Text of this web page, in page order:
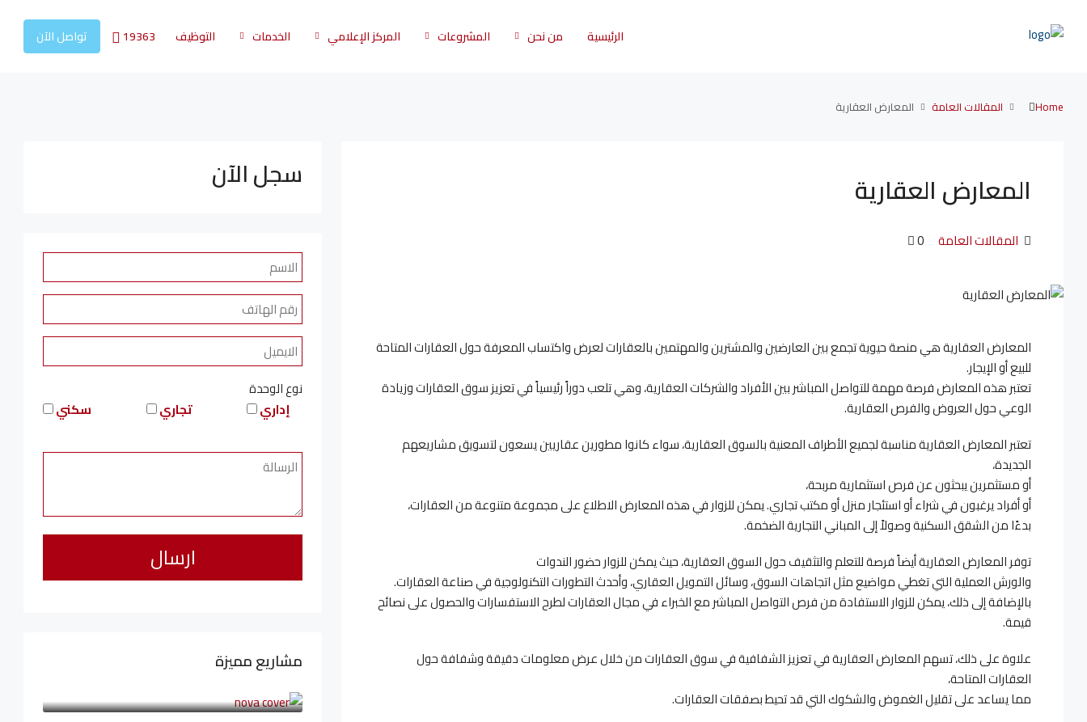
الرئيسية من نحن المشروعات المركز الإعلامي الخدمات التوظيف 19363 تواصل الآن
Home المقالات العامة المعارض العقارية
المعارض العقارية
المقالات العامة 0
المعارض العقارية هي منصة حيوية تجمع بين العارضين والمشترين والمهتمين بالعقارات لعرض واكتساب المعرفة حول العقارات المتاحة
للبيع أو الإيجار.
تعتبر هذه المعارض فرصة مهمة للتواصل المباشر بين الأفراد والشركات العقارية، وهي تلعب دوراً رئيسياً في تعزيز سوق العقارات وزيادة
الوعي حول العروض والفرص العقارية.
تعتبر المعارض العقارية مناسبة لجميع الأطراف المعنية بالسوق العقارية، سواء كانوا مطورين عقاريين يسعون لتسويق مشاريعهم
الجديدة،
أو مستثمرين يبحثون عن فرص استثمارية مربحة،
أو أفراد يرغبون في شراء أو استئجار منزل أو مكتب تجاري. يمكن للزوار في هذه المعارض الاطلاع على مجموعة متنوعة من العقارات،
بدءًا من الشقق السكنية وصولاً إلى المباني التجارية الضخمة.
توفر المعارض العقارية أيضاً فرصة للتعلم والتثقيف حول السوق العقارية، حيث يمكن للزوار حضور الندوات
والورش العملية التي تغطي مواضيع مثل اتجاهات السوق، وسائل التمويل العقاري، وأحدث التطورات التكنولوجية في صناعة العقارات.
بالإضافة إلى ذلك، يمكن للزوار الاستفادة من فرص التواصل المباشر مع الخبراء في مجال العقارات لطرح الاستفسارات والحصول على نصائح
قيمة.
علاوة على ذلك، تسهم المعارض العقارية في تعزيز الشفافية في سوق العقارات من خلال عرض معلومات دقيقة وشفافة حول
العقارات المتاحة،
مما يساعد على تقليل الغموض والشكوك التي قد تحيط بصفقات العقارات.
سجل الآن
نوع الوحدة
سكني
تجاري إداري
مشاريع مميزة